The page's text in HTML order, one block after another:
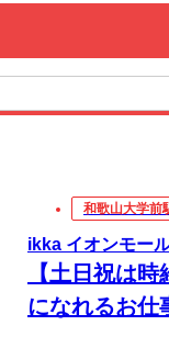
和歌山大学前
ikka イオンモー
【土日祝は
になれるお仕